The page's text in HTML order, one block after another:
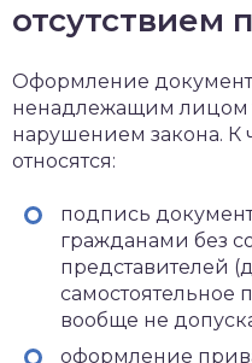
отсутствием
Оформление
ненадлежащим лицом
нарушением закона. К
относятся:
подпись
гражданами без
представителей
самостоятельное
вообще не
оформление